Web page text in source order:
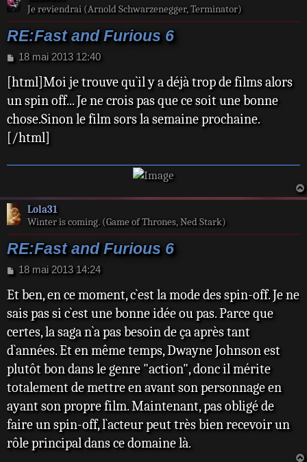
Je reviendrai (Arnold Schwarzenegger, Terminator)
RE:Fast and Furious 6
M
s
a
g
e
18 mai 2013 12:40
[html]Moi je trouve qu`il y a déjà trop de films alors
un spin off... Je ne crois pas que ce soit une bonne
chose.Sinon le film sors la semaine prochaine.
[/html]
Lola31
Winter is coming. (Game of Thrones, Ned Stark)
RE:Fast and Furious 6
M
s
s
a
g
e
18 mai 2013 14:24
Et ben, en ce moment, c`est la mode des spin-off. Je ne
sais pas si c`est une bonne idée ou pas. Parce que
certes, la saga n`a pas besoin de ça après tant
d`années. Et en même temps, Dwayne Johnson est
plutôt bon dans le genre "action", donc il mérite
totalement de mettre en avant son personnage en
ayant son propre film. Maintenant, pas obligé de
faire un spin-off, l`acteur peut très bien recevoir un
rôle principal dans ce domaine là.